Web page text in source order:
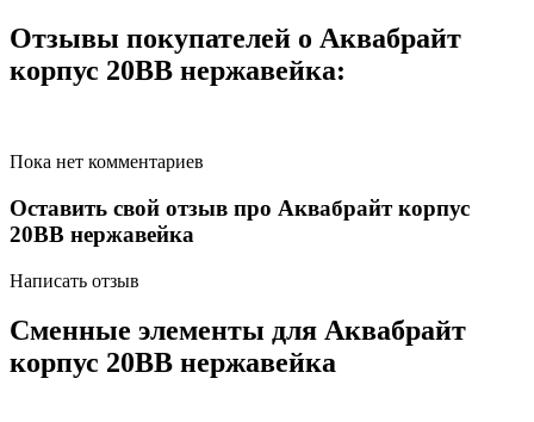
Отзывы покупателей о Аквабрайт
корпус 20BB нержавейка:
Пока нет комментариев
Оставить свой отзыв про Аквабрайт корпус
20BB нержавейка
Написать отзыв
Сменные элементы для Аквабрайт
корпус 20BB нержавейка